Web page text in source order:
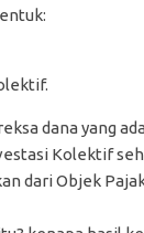
dana yang
Kolektif
dari Objek